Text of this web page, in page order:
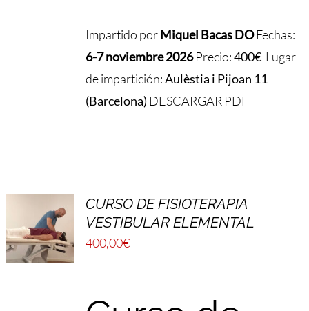
Impartido porMiquel Bacas DOFechas:
6-7 noviembre 2026Precio:400€ Lugar
de impartición:Aulèstia i Pijoan 11
(Barcelona) DESCARGAR PDF
CURSO DE FISIOTERAPIA
VESTIBULAR ELEMENTAL
400,00€